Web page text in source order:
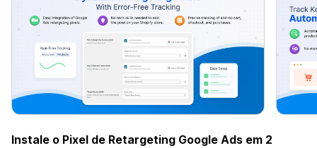
Instale o Pixel de Retargeting Google Ads em 2